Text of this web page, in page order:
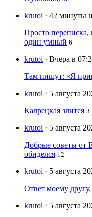
krutoi · 42 минуты
Просто
один умный 6
krutoi · Вчера в
Там пишут: «Я
krutoi · 5 августа
Калрецкая злится 3
krutoi · 5 августа
Добрые советы от
обиделся 12
krutoi · 5 августа
Ответ моему
krutoi · 5 августа